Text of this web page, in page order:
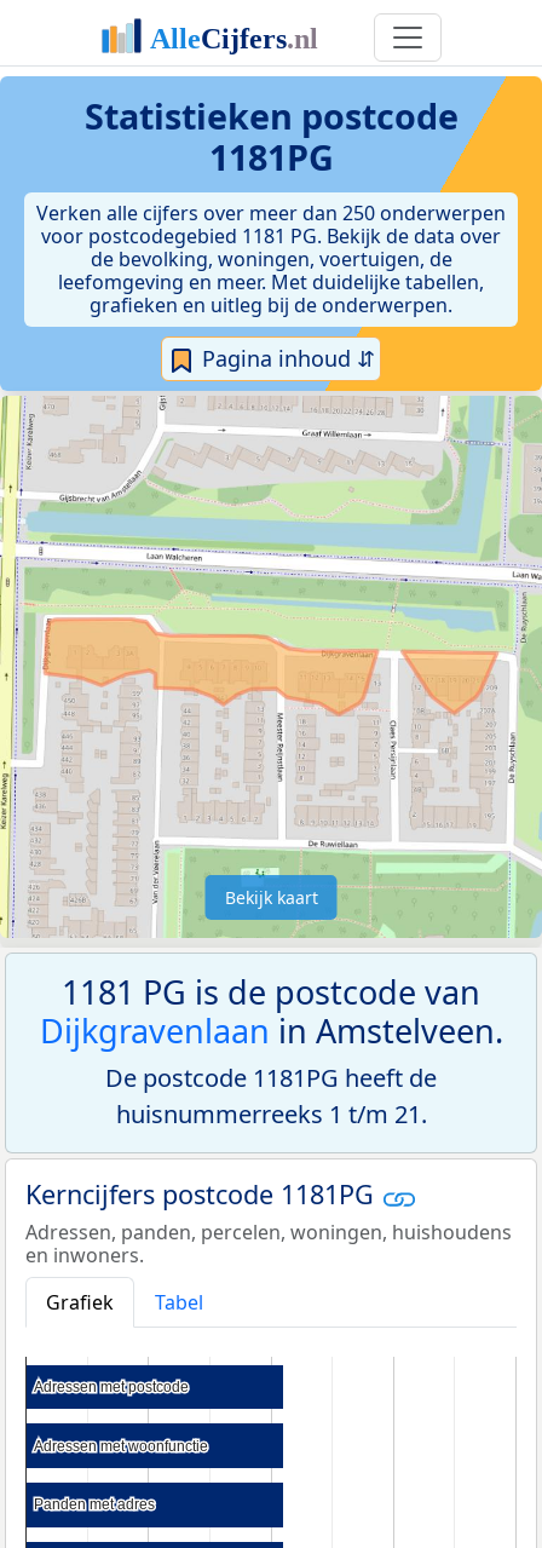
Statistieken postcode
1181PG
Verken alle cijfers over meer dan 250 onderwerpen
voor postcodegebied 1181 PG. Bekijk de data over
de bevolking, woningen, voertuigen, de
leefomgeving en meer. Met duidelijke tabellen,
grafieken en uitleg bij de onderwerpen.
Pagina inhoud ⇵
Bekijk kaart
1181 PG is de postcode van
Dijkgravenlaan in Amstelveen.
De postcode 1181PG heeft de
huisnummerreeks 1 t/m 21.
Kerncijfers postcode 1181PG
Adressen, panden, percelen, woningen, huishoudens
en inwoners.
Grafiek
Tabel
Adressen met postcode
Adressen met postcode
Adressen met woonfunctie
Adressen met woonfunctie
Panden met adres
Panden met adres